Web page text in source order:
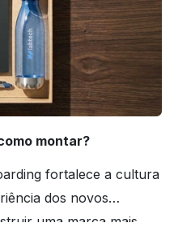
montar?
fortalece a cultura
dos novos
uma marca mais